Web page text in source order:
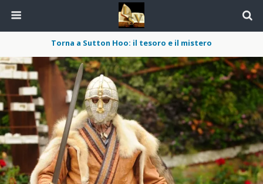
Torna a Sutton Hoo: il tesoro e il mistero